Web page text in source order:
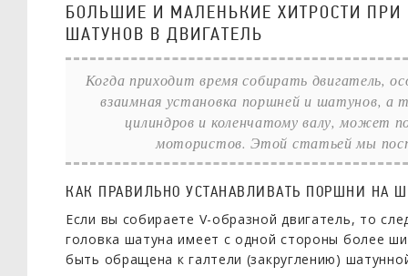
БОЛЬШИЕ И МАЛЕНЬКИЕ ХИТРОСТИ
ШАТУНОВ В ДВИГАТЕЛЬ
Когда приходит время собирать двигатель,
взаимная установка поршней и шатунов, а
цилиндров и коленчатому валу, может
мотористов. Этой статьей мы
КАК ПРАВИЛЬНО УСТАНАВЛИВАТЬ ПОРШНИ НА
Если вы собираете V-образной двигатель, то
головка шатуна имеет с одной стороны более
быть обращена к галтели (закруглению)